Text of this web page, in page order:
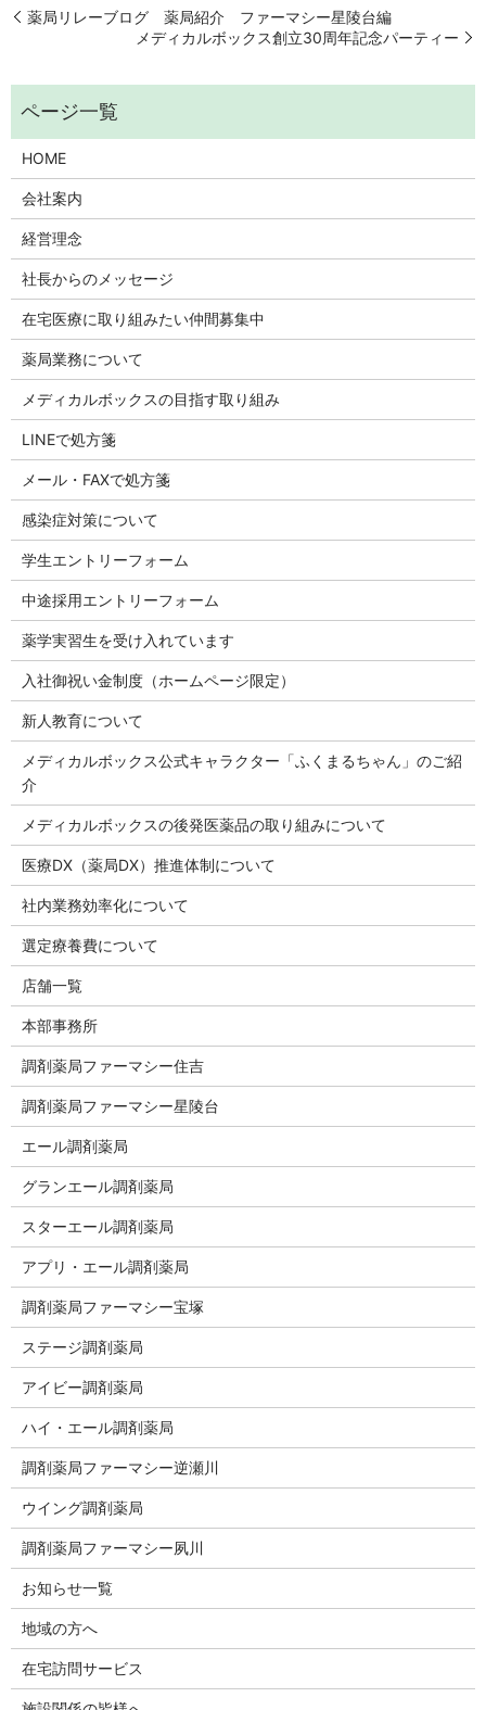
薬局リレーブログ 薬局紹介 ファーマシー星陵台編
メディカルボックス創立30周年記念パーティー
HOME
会社案内
経営理念
社長からのメッセージ
在宅医療に取り組みたい仲間募集中
薬局業務について
メディカルボックスの目指す取り組み
LINEで処方箋
メール・FAXで処方箋
感染症対策について
学生エントリーフォーム
中途採用エントリーフォーム
薬学実習生を受け入れています
入社御祝い金制度（ホームページ限定）
新人教育について
メディカルボックス公式キャラクター「ふくまるちゃん」のご紹
介
メディカルボックスの後発医薬品の取り組みについて
医療DX（薬局DX）推進体制について
社内業務効率化について
選定療養費について
店舗一覧
本部事務所
調剤薬局ファーマシー住吉
調剤薬局ファーマシー星陵台
エール調剤薬局
グランエール調剤薬局
スターエール調剤薬局
アプリ・エール調剤薬局
調剤薬局ファーマシー宝塚
ステージ調剤薬局
アイビー調剤薬局
ハイ・エール調剤薬局
調剤薬局ファーマシー逆瀬川
ウイング調剤薬局
調剤薬局ファーマシー夙川
お知らせ一覧
地域の方へ
在宅訪問サービス